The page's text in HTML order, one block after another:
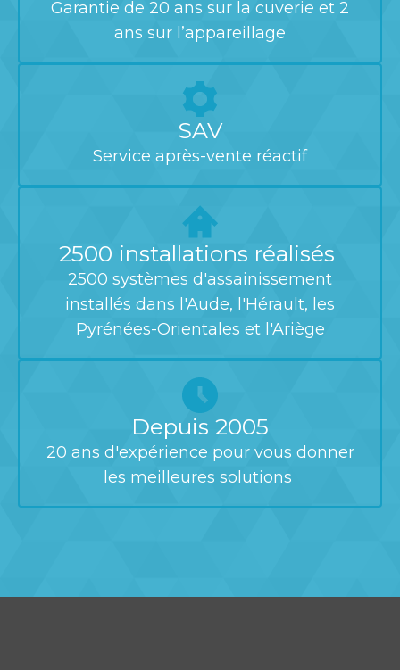
Garantie de 20 ans sur la cuverie et 2
ans sur l’appareillage
SAV
Service après-vente réactif
2500 installations réalisés
2500 systèmes d'assainissement
installés dans l'Aude, l'Hérault, les
Pyrénées-Orientales et l'Ariège
Depuis 2005
20 ans d'expérience pour vous donner
les meilleures solutions